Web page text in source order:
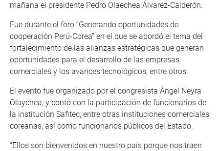
mañana el presidente Pedro Olaechea Álvarez-Calderón.
Fue durante el foro “Generando oportunidades de
cooperación Perú-Corea” en el que se abordó el tema del
fortalecimiento de las alianzas estratégicas que generan
oportunidades para el desarrollo de las empresas
comerciales y los avances tecnológicos, entre otros.
El evento fue organizado por el congresista Ángel Neyra
Olaychea, y contó con la participación de funcionarios de
la institución Safitec, entre otras instituciones comerciales
coreanas, así como funcionarios públicos del Estado.
“Ellos son bienvenidos en nuestro país porque nos traen